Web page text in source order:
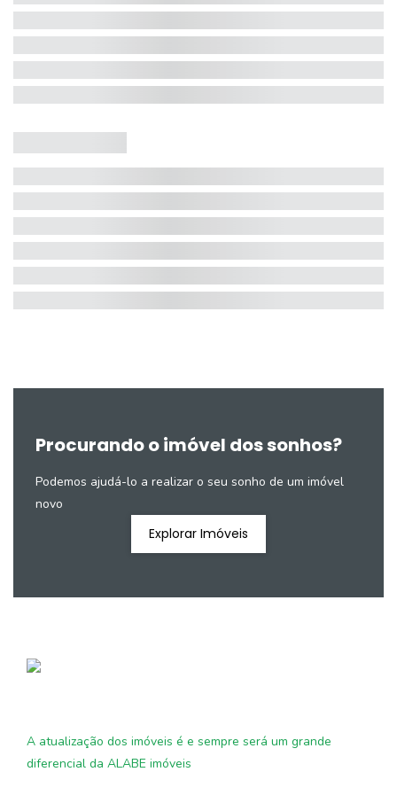
Procurando o imóvel dos sonhos?
Podemos ajudá-lo a realizar o seu sonho de um imóvel
novo
Explorar Imóveis
A atualização dos imóveis é e sempre será um grande
diferencial da ALABE imóveis